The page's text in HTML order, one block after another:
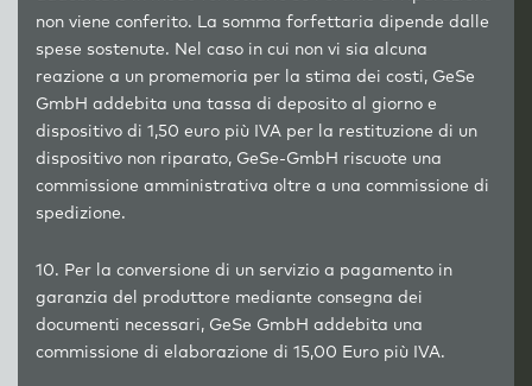
non viene conferito. La somma forfettaria dipende dalle
spese sostenute. Nel caso in cui non vi sia alcuna
reazione a un promemoria per la stima dei costi, GeSe
GmbH addebita una tassa di deposito al giorno e
dispositivo di 1,50 euro più IVA per la restituzione di un
dispositivo non riparato, GeSe-GmbH riscuote una
commissione amministrativa oltre a una commissione di
spedizione.
10. Per la conversione di un servizio a pagamento in
garanzia del produttore mediante consegna dei
documenti necessari, GeSe GmbH addebita una
commissione di elaborazione di 15,00 Euro più IVA.